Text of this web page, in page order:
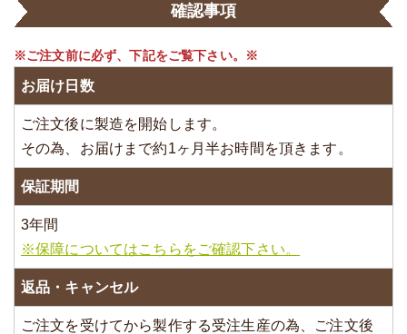
確認事項
※ご注文前に必ず、下記をご覧下さい。※
お届け日数
ご注文後に製造を開始します。
その為、お届けまで約1ヶ月半お時間を頂きます。
保証期間
3年間
※保障についてはこちらをご確認下さい。
返品・キャンセル
ご注文を受けてから製作する受注生産の為、ご注文後